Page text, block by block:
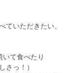
ていただきたい、
て食べたり
さっ！）